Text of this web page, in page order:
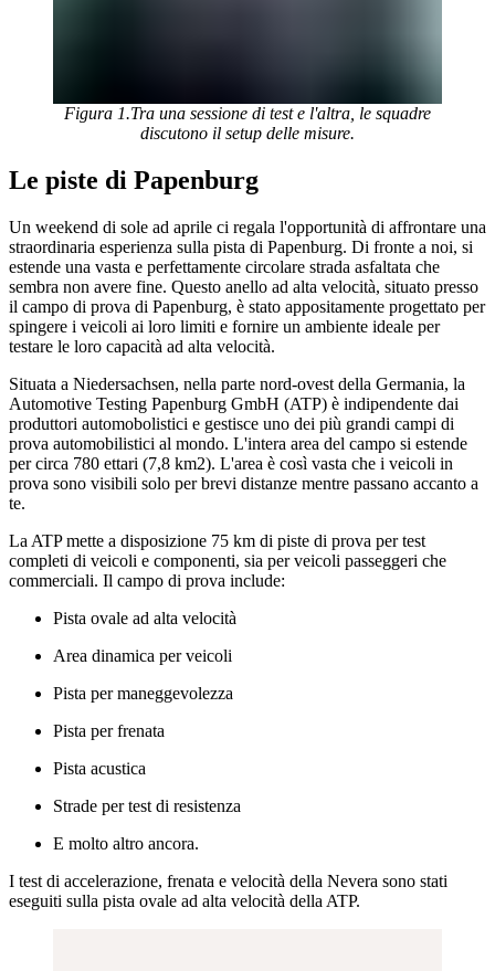
Figura 1.Tra una sessione di test e l'altra, le squadre
discutono il setup delle misure.
Le piste di Papenburg
Un weekend di sole ad aprile ci regala l'opportunità di affrontare una
straordinaria esperienza sulla pista di Papenburg. Di fronte a noi, si
estende una vasta e perfettamente circolare strada asfaltata che
sembra non avere fine. Questo anello ad alta velocità, situato presso
il campo di prova di Papenburg, è stato appositamente progettato per
spingere i veicoli ai loro limiti e fornire un ambiente ideale per
testare le loro capacità ad alta velocità.
Situata a Niedersachsen, nella parte nord-ovest della Germania, la
Automotive Testing Papenburg GmbH (ATP) è indipendente dai
produttori automobolistici e gestisce uno dei più grandi campi di
prova automobilistici al mondo. L'intera area del campo si estende
per circa 780 ettari (7,8 km2). L'area è così vasta che i veicoli in
prova sono visibili solo per brevi distanze mentre passano accanto a
te.
La ATP mette a disposizione 75 km di piste di prova per test
completi di veicoli e componenti, sia per veicoli passeggeri che
commerciali. Il campo di prova include:
Pista ovale ad alta velocità
Area dinamica per veicoli
Pista per maneggevolezza
Pista per frenata
Pista acustica
Strade per test di resistenza
E molto altro ancora.
I test di accelerazione, frenata e velocità della Nevera sono stati
eseguiti sulla pista ovale ad alta velocità della ATP.